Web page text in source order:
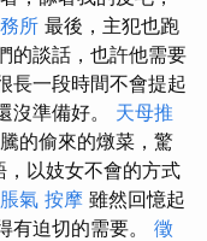
所 最後，主犯也跑
的談話，也許他需要
長一段時間不會提起
沒準備好。 天母推
的偷來的燉菜，驚
，以妓女不會的方式
脹氣 按摩 雖然回憶起
有迫切的需要。 徵